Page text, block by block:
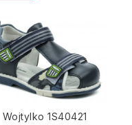
Wojtylko 1S40421